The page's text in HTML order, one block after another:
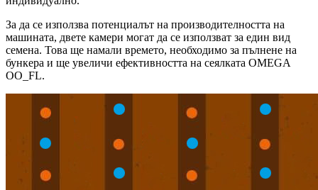
За да се използва потенциалът на производителността на
машината, двете камери могат да се използват за един вид
семена. Това ще намали времето, необходимо за пълнене на
бункера и ще увеличи ефективността на сеялката OMEGA
OO_FL.